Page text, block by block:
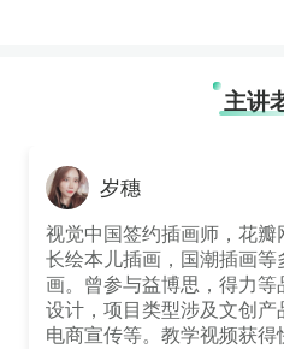
主讲
岁穗
视觉中国签约插画师，花瓣
长绘本儿插画，国潮插画等
画。曾参与益博思，得力等
设计，项目类型涉及文创产
电商宣传等。教学视频获得